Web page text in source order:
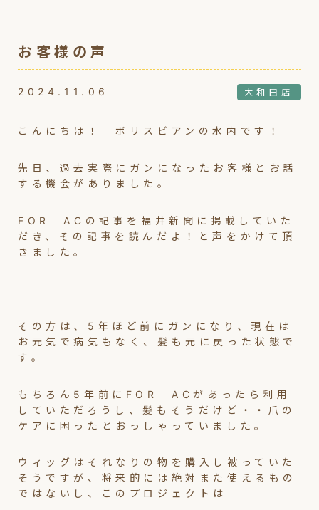
お客様の声
2024.11.06 大和田店
こんにちは！ ボリスビアンの水内です！
先日、過去実際にガンになったお客様とお話
する機会がありました。
FOR ACの記事を福井新聞に掲載していた
だき、その記事を読んだよ！と声をかけて頂
きました。
その方は、5年ほど前にガンになり、現在は
お元気で病気もなく、髪も元に戻った状態で
す。
もちろん5年前にFOR ACがあったら利用
していただろうし、髪もそうだけど・・爪の
ケアに困ったとおっしゃっていました。
ウィッグはそれなりの物を購入し被っていた
そうですが、将来的には絶対また使えるもの
ではないし、このプロジェクトは